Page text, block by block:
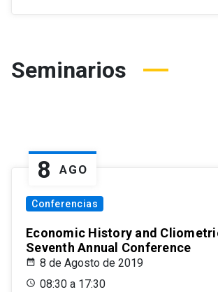
Seminarios
8 AGO
Conferencias
Economic History and
Seventh Annual Conference
8 de Agosto de 2019
08:30 a 17:30